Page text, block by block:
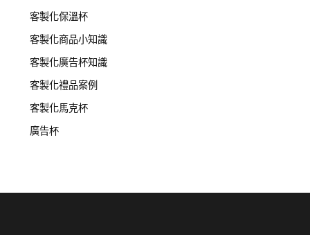
客製化保溫杯
客製化商品小知識
客製化廣告杯知識
客製化禮品案例
客製化馬克杯
廣告杯